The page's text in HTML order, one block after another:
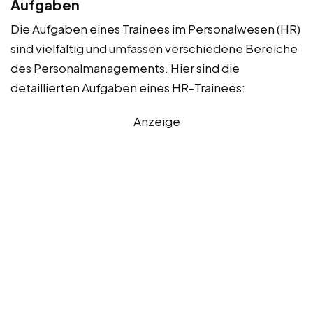
Aufgaben
Die Aufgaben eines Trainees im Personalwesen (HR)
sind vielfältig und umfassen verschiedene Bereiche
des Personalmanagements. Hier sind die
detaillierten Aufgaben eines HR-Trainees:
Anzeige